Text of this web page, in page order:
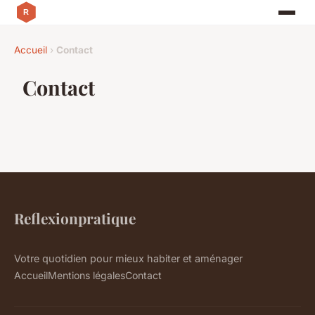
Accueil › Contact
Contact
Reflexionpratique
Votre quotidien pour mieux habiter et aménager
AccueilMentions légalesContact